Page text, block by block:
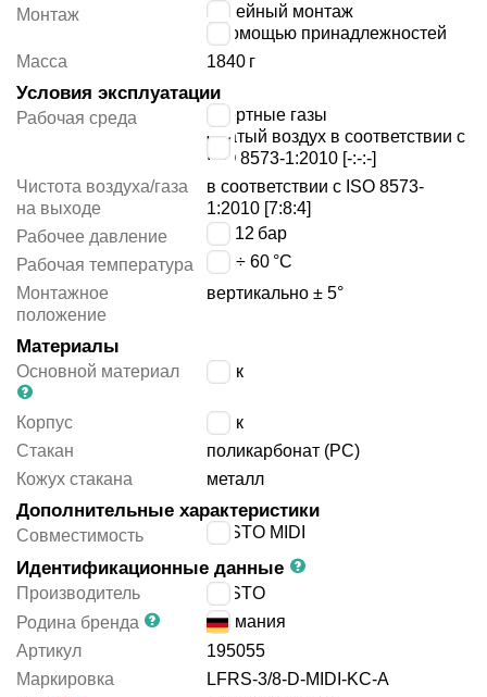
Монтаж
линейный монтаж
с помощью принадлежностей
Масса
1840 г
Условия эксплуатации
Рабочая среда
инертные газы
сжатый воздух в соответствии с
ISO 8573-1:2010 [-:-:-]
Чистота воздуха/газа
на выходе
в соответствии с ISO 8573-
1:2010 [7:8:4]
Рабочее давление
2 ÷ 12 бар
Рабочая температура
-10 ÷ 60 °C
Монтажное
положение
вертикально ± 5°
Материалы
Основной материал цинк
Корпус
цинк
Стакан
поликарбонат (PC)
Кожух стакана
металл
Дополнительные характеристики
Совместимость FESTO MIDI
Идентификационные данные
Производитель
FESTO
Родина бренда
Германия
Артикул
195055
Маркировка
LFRS-3/8-D-MIDI-KC-A